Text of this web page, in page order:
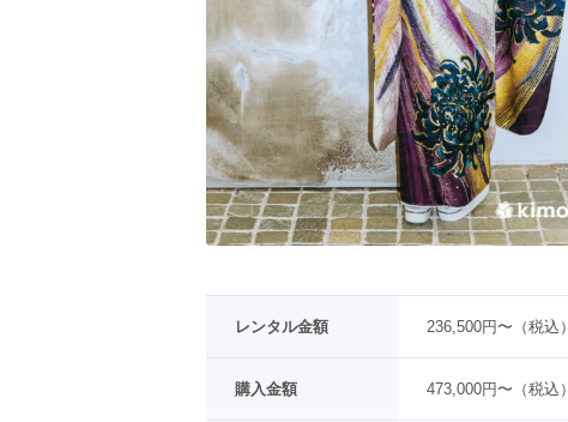
レンタル金額 236,500円〜（税込）
購入金額 473,000円〜（税込）